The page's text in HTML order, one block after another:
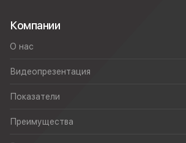
Компании
О нас
Видеопрезентация
Показатели
Преимущества